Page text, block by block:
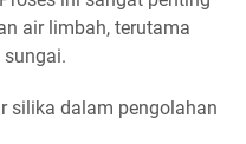
air limbah, terutama
sungai.
silika dalam pengolahan